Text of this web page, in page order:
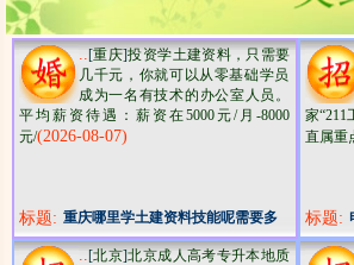
..[重庆]投资学土建资料，只需要
几千元，你就可以从零基础学员‌‌
成为一名有技术的办公室人员。
平均薪资待遇：薪资在5000元/月-8000
元/(2026-08-07)
标题: 重庆哪里学土建资料技能呢需要多
久呢
家“211
直属重
标题:
..[北京]北京成人高考专升本地质